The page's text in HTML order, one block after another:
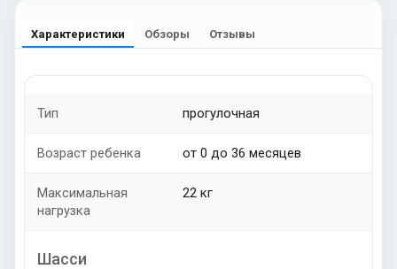
Характеристики Обзоры Отзывы
Тип прогулочная
Возраст ребенка от 0 до 36 месяцев
Максимальная
нагрузка
22 кг
Шасси